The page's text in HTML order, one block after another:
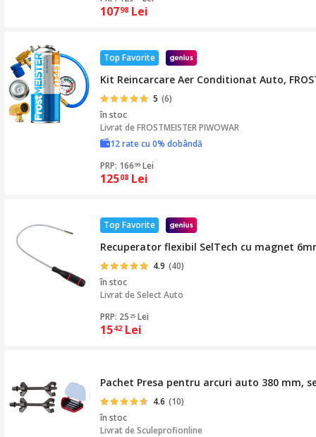
10798 Lei
Top Favorite
Kit Reincarcare Aer Conditionat Auto,
5 (6)
în stoc
Livrat deFROSTMEISTER PIWOWAR
12 rate cu 0% dobândă
PRP: 166 99 Lei
12508 Lei
Top Favorite
Recuperator flexibil SelTech cu magnet
4.9 (40)
în stoc
Livrat deSelect Auto
PRP: 25 25 Lei
1542 Lei
Pachet Presa pentru arcuri auto 380 mm,
4.6 (10)
în stoc
Livrat deSculeprofionline